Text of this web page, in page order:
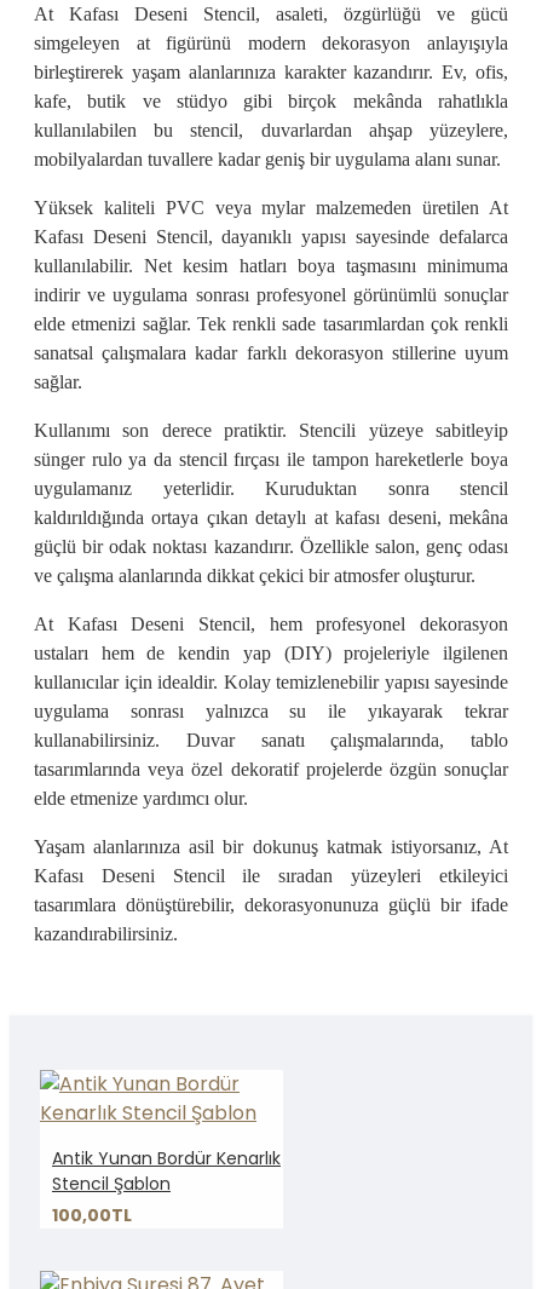
At Kafası Deseni Stencil, asaleti, özgürlüğü ve gücü
simgeleyen at figürünü modern dekorasyon anlayışıyla
birleştirerek yaşam alanlarınıza karakter kazandırır. Ev, ofis,
kafe, butik ve stüdyo gibi birçok mekânda rahatlıkla
kullanılabilen bu stencil, duvarlardan ahşap yüzeylere,
mobilyalardan tuvallere kadar geniş bir uygulama alanı sunar.
Yüksek kaliteli PVC veya mylar malzemeden üretilen At
Kafası Deseni Stencil, dayanıklı yapısı sayesinde defalarca
kullanılabilir. Net kesim hatları boya taşmasını minimuma
indirir ve uygulama sonrası profesyonel görünümlü sonuçlar
elde etmenizi sağlar. Tek renkli sade tasarımlardan çok renkli
sanatsal çalışmalara kadar farklı dekorasyon stillerine uyum
sağlar.
Kullanımı son derece pratiktir. Stencili yüzeye sabitleyip
sünger rulo ya da stencil fırçası ile tampon hareketlerle boya
uygulamanız yeterlidir. Kuruduktan sonra stencil
kaldırıldığında ortaya çıkan detaylı at kafası deseni, mekâna
güçlü bir odak noktası kazandırır. Özellikle salon, genç odası
ve çalışma alanlarında dikkat çekici bir atmosfer oluşturur.
At Kafası Deseni Stencil, hem profesyonel dekorasyon
ustaları hem de kendin yap (DIY) projeleriyle ilgilenen
kullanıcılar için idealdir. Kolay temizlenebilir yapısı sayesinde
uygulama sonrası yalnızca su ile yıkayarak tekrar
kullanabilirsiniz. Duvar sanatı çalışmalarında, tablo
tasarımlarında veya özel dekoratif projelerde özgün sonuçlar
elde etmenize yardımcı olur.
Yaşam alanlarınıza asil bir dokunuş katmak istiyorsanız, At
Kafası Deseni Stencil ile sıradan yüzeyleri etkileyici
tasarımlara dönüştürebilir, dekorasyonunuza güçlü bir ifade
kazandırabilirsiniz.
Antik Yunan Bordür Kenarlık
Stencil Şablon
100,00TL